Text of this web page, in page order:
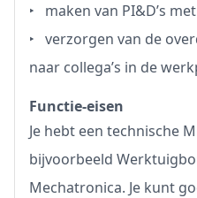
‣ maken van PI&D’s
‣ verzorgen van de
naar collega’s in de
Functie-eisen
Je hebt een technische
bijvoorbeeld
Mechatronica. Je kunt